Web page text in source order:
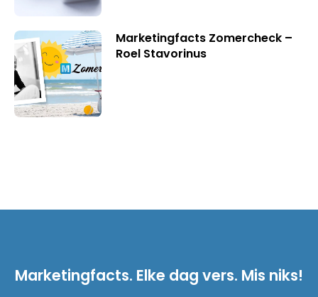
Marketingfacts Zomercheck –
Roel Stavorinus
Marketingfacts. Elke dag vers. Mis niks!